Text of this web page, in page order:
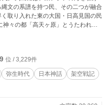
文の系譜を持つ民、その二つが融合
取り入れた東の大国・日高見国の民
地を領し、大陸の秦の頃にもたらさ
二つの比類なき力を持っていた。
鍛え上げられる「真鉄（まがね）」
操る「馬具」による騎馬隊の武力で
位 / 3,229件
弥生時代 日本神話
架空戦記